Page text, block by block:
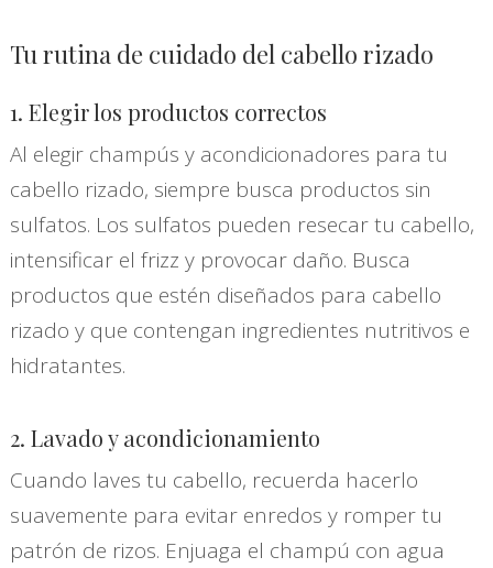
Tu rutina de cuidado del cabello rizado
1. Elegir los productos correctos
Al elegir champús y acondicionadores para tu
cabello rizado, siempre busca productos sin
sulfatos. Los sulfatos pueden resecar tu cabello,
intensificar el frizz y provocar daño. Busca
productos que estén diseñados para cabello
rizado y que contengan ingredientes nutritivos e
hidratantes.
2. Lavado y acondicionamiento
Cuando laves tu cabello, recuerda hacerlo
suavemente para evitar enredos y romper tu
patrón de rizos. Enjuaga el champú con agua